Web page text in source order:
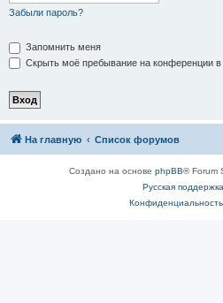
Забыли пароль?
Запомнить меня
Скрыть моё пребывание на конференции в
На главную Список форумов
Создано на основе phpBB® Forum
Русская
Конфиденциальность